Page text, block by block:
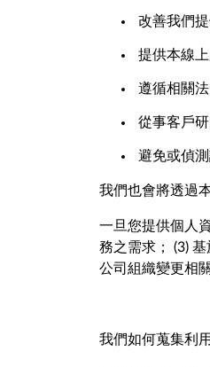
改善我們
提供本線
遵循相關法
從事客戶
避免或偵
我們也會將透過
一旦您提供個人
務之需求； (3)
公司組織變更相
我們如何蒐集利